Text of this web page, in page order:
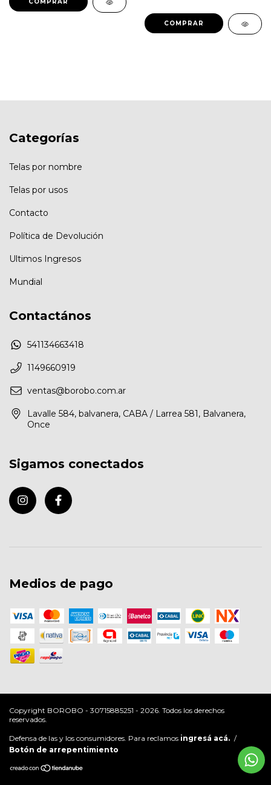
Categorías
Telas por nombre
Telas por usos
Contacto
Política de Devolución
Ultimos Ingresos
Mundial
Contactános
541134663418
1149660919
ventas@borobo.com.ar
Lavalle 584, balvanera, CABA / Larrea 581, Balvanera,
Once
Sigamos conectados
Medios de pago
Copyright BOROBO - 30715885251 - 2026. Todos los derechos
reservados.
Defensa de las y los consumidores. Para reclamos ingresá acá. /
Botón de arrepentimiento